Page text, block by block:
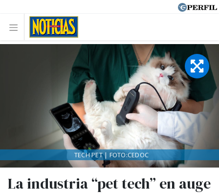
La industria “pet tech” en auge
TECH PET | FOTO:CEDOC